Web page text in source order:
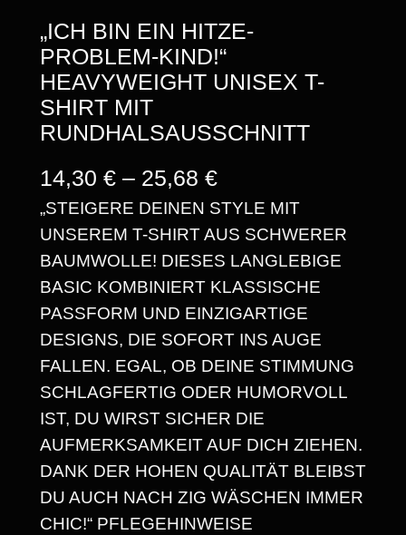
„ICH BIN EIN HITZE-
PROBLEM-KIND!“
HEAVYWEIGHT UNISEX T-
SHIRT MIT
RUNDHALSAUSSCHNITT
14,30 € – 25,68 €P
R
E
I
S
S
P
A
N
N
E
„STEIGERE DEINEN STYLE MIT
UNSEREM T-SHIRT AUS SCHWERER
BAUMWOLLE! DIESES LANGLEBIGE
BASIC KOMBINIERT KLASSISCHE
PASSFORM UND EINZIGARTIGE
DESIGNS, DIE SOFORT INS AUGE
FALLEN. EGAL, OB DEINE STIMMUNG
SCHLAGFERTIG ODER HUMORVOLL
IST, DU WIRST SICHER DIE
AUFMERKSAMKEIT AUF DICH ZIEHEN.
DANK DER HOHEN QUALITÄT BLEIBST
DU AUCH NACH ZIG WÄSCHEN IMMER
CHIC!“ PFLEGEHINWEISE